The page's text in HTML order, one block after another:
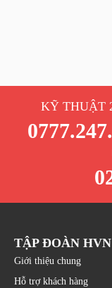
KỸ THUẬT
TẬP ĐOÀN HVN
Giới thiệu chung
Hỗ trợ khách hàng